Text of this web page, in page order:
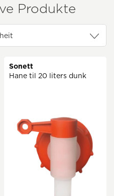
Produkte
Sonett
Hane til 20 liters dunk